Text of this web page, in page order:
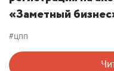
«Заметный
#цпп